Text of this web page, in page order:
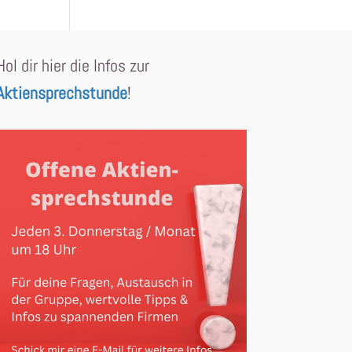
dir hier die Infos zur
!